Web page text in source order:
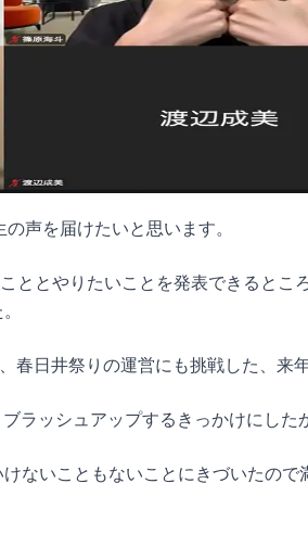
声を届けたいと思います。
ととやりたいことを発表できると
日井祭りの運営にも挑戦した、来
ラッシュアップするきっかけにした
ないこともないことにきづいたの